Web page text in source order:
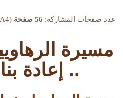
عدد صفحات المشاركة: 56 صفحة (A4).
مسيرة
.. إعادة